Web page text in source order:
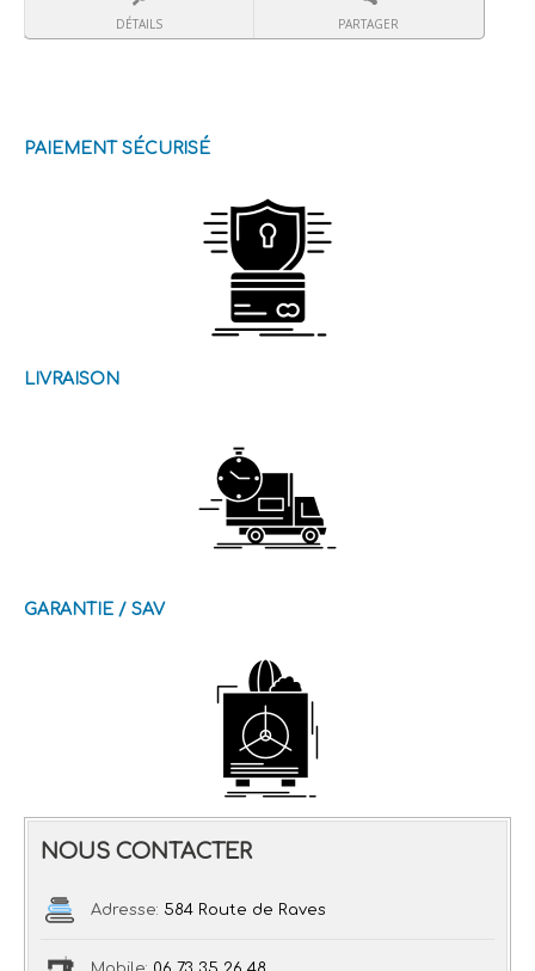
DÉTAILS PARTAGER
PAIEMENT SÉCURISÉ
LIVRAISON
GARANTIE / SAV
NOUS CONTACTER
Adresse: 584 Route de Raves